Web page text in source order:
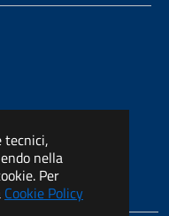
tecnici,
nella
Per
Cookie Policy